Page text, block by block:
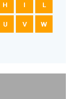
H I L
U V W